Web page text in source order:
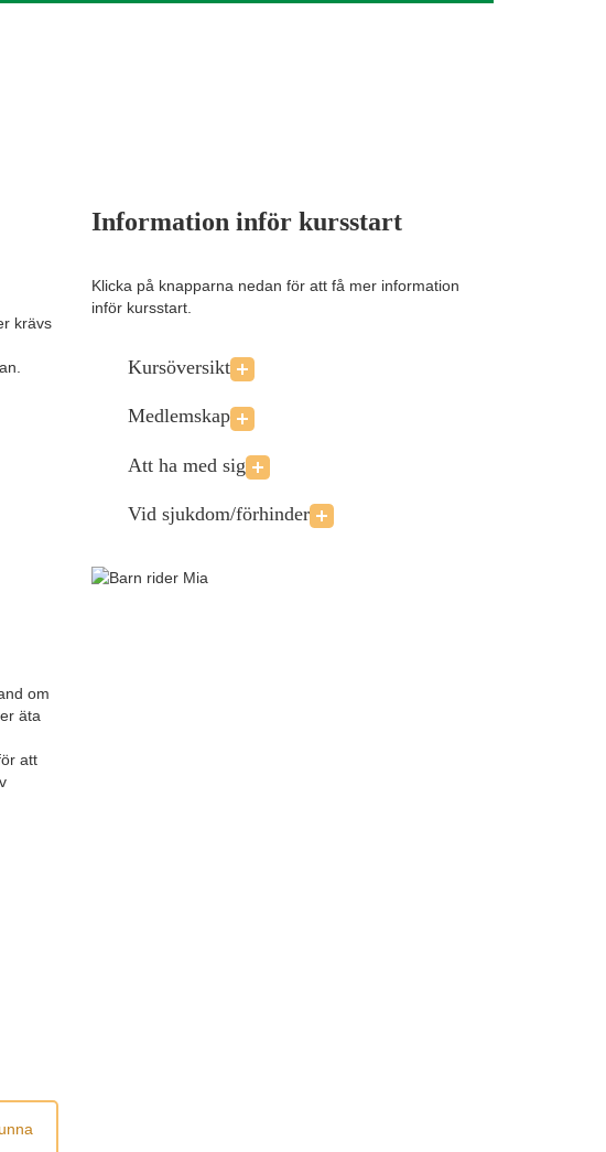
krävs
Information inför kursstart
Klicka på knapparna nedan för att få mer information
inför kursstart.
Kursöversikt
Medlemskap
Att ha med sig
Vid sjukdom/förhinder
om
äta
att